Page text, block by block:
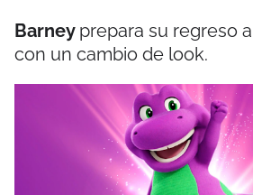
Barney prepara su regreso
con un cambio de look.